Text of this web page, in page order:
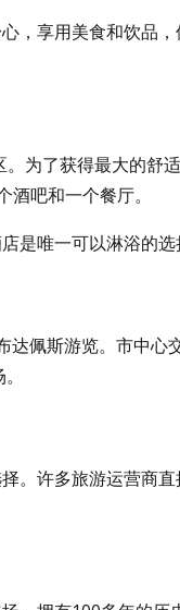
，享用美食和饮品
为了获得最大的舒
吧和一个餐厅。
是唯一可以淋浴的选
佩斯游览。市中心
。许多旅游运营商